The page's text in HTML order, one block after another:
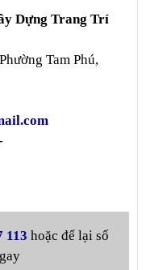
Dựng Trang Trí
Tam Phú,
113 hoặc để lại số